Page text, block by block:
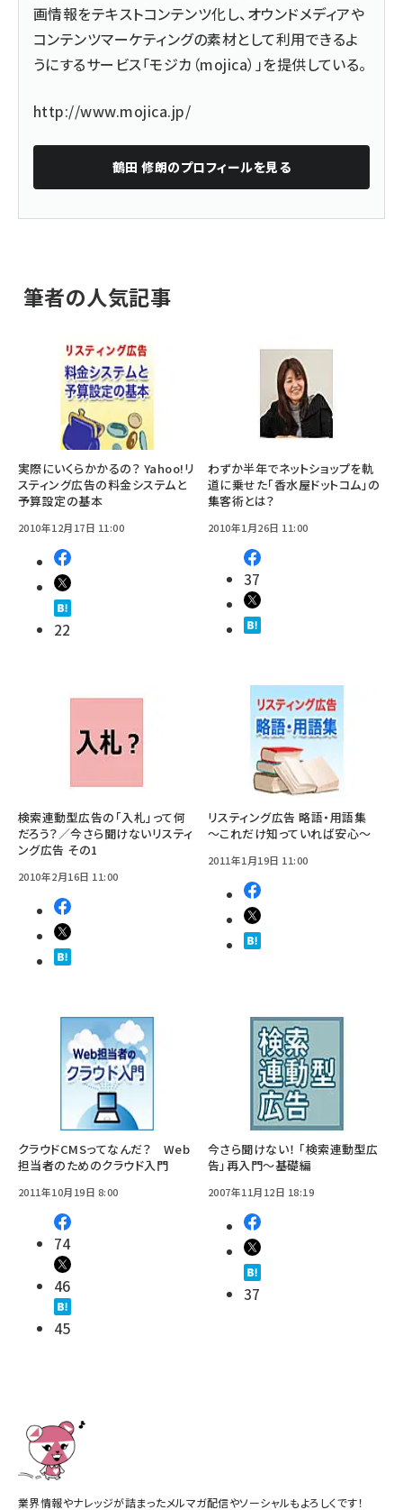
画情報をテキストコンテンツ化し、オウンドメディアや
コンテンツマーケティングの素材として利用できるよ
うにするサービス「モジカ（mojica）」を提供している。
http://www.mojica.jp/
鶴田 修朗のプロフィールを見る
筆者の人気記事
実際にいくらかかるの？ Yahoo!リ
スティング広告の料金システムと
予算設定の基本
2010年12月17日 11:00
22
わずか半年でネットショップを軌
道に乗せた「香水屋ドットコム」の
集客術とは？
2010年1月26日 11:00
37
検索連動型広告の「入札」って何
だろう？／今さら聞けないリスティ
ング広告 その1
2010年2月16日 11:00
リスティング広告 略語・用語集
～これだけ知っていれば安心～
2011年1月19日 11:00
クラウドCMSってなんだ？ Web
担当者のためのクラウド入門
2011年10月19日 8:00
74
46
45
今さら聞けない！ 「検索連動型広
告」再入門〜基礎編
2007年11月12日 18:19
37
業界情報やナレッジが詰まったメルマガ配信やソーシャルもよろしくです！